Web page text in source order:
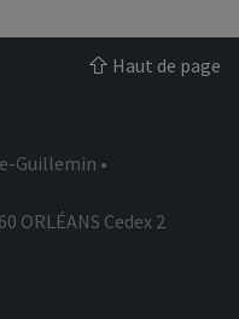
Haut de page
Guillemin •
ORLÉANS Cedex 2